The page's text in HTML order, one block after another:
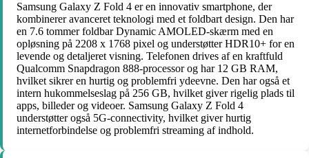
Samsung Galaxy Z Fold 4 er en innovativ smartphone, der
kombinerer avanceret teknologi med et foldbart design. Den har
en 7.6 tommer foldbar Dynamic AMOLED-skærm med en
opløsning på 2208 x 1768 pixel og understøtter HDR10+ for en
levende og detaljeret visning. Telefonen drives af en kraftfuld
Qualcomm Snapdragon 888-processor og har 12 GB RAM,
hvilket sikrer en hurtig og problemfri ydeevne. Den har også et
intern hukommelseslag på 256 GB, hvilket giver rigelig plads til
apps, billeder og videoer. Samsung Galaxy Z Fold 4
understøtter også 5G-connectivity, hvilket giver hurtig
internetforbindelse og problemfri streaming af indhold.